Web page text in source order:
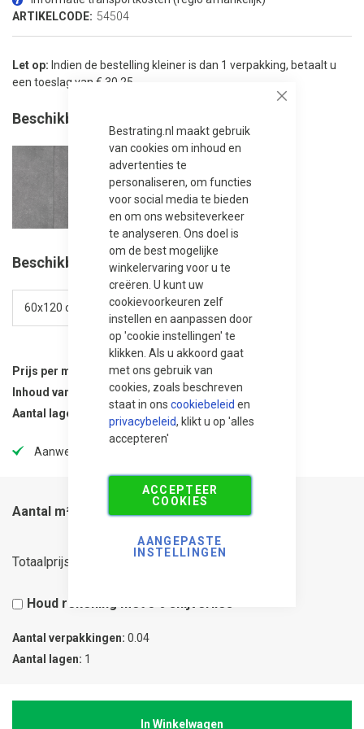
Bestrating.nl maakt gebruik
van cookies om inhoud en
advertenties te
personaliseren, om functies
voor social media te bieden
en om ons websiteverkeer
te analyseren. Ons doel is
om de best mogelijke
winkelervaring voor u te
creëren. U kunt uw
cookievoorkeuren zelf
instellen en aanpassen door
op 'cookie instellingen' te
klikken. Als u akkoord gaat
met ons gebruik van
cookies, zoals beschreven
staat in ons cookiebeleid en
privacybeleid, klikt u op 'alles
accepteren'
ACCEPTEER
COOKIES
AANGEPASTE
INSTELLINGEN
afbeeldingen-
ARTIKELCODE: 54504
Let op: Indien de bestelling kleiner is dan 1 verpakking, betaalt u
een toeslag van € 30.25.
Beschikbare kleuren
Beschikbare afmetingen
Prijs per m²
62,95
Inhoud van verpakking 43.2 m²
Aantal lagen per verpakking
Aanwezig in onze showtuin
Aantal m²
Totaalprijs 90,65
Houd rekening met 5% snijverlies
Aantal verpakkingen 0.04
Aantal lagen 1
In Winkelwagen